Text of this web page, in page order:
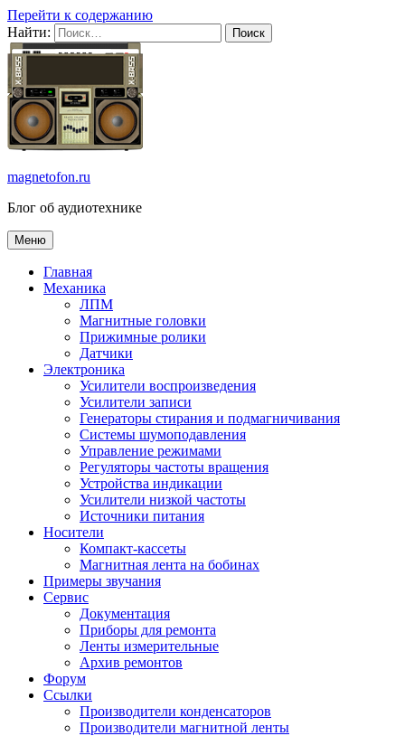
Перейти к содержанию
Найти:
magnetofon.ru
Блог об аудиотехнике
Меню
Главная
Механика
ЛПМ
Магнитные головки
Прижимные ролики
Датчики
Электроника
Усилители воспроизведения
Усилители записи
Генераторы стирания и подмагничивания
Системы шумоподавления
Управление режимами
Регуляторы частоты вращения
Устройства индикации
Усилители низкой частоты
Источники питания
Носители
Компакт-кассеты
Магнитная лента на бобинах
Примеры звучания
Сервис
Документация
Приборы для ремонта
Ленты измерительные
Архив ремонтов
Форум
Ссылки
Производители конденсаторов
Производители магнитной ленты